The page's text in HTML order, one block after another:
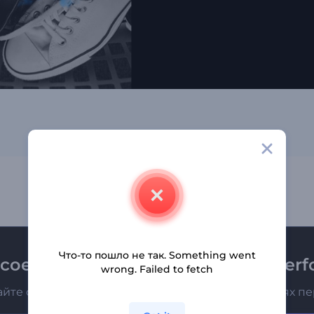
к рассылке
о последних новостях и новых предложениях
Что-то пошло не так. Something went
wrong. Failed to fetch